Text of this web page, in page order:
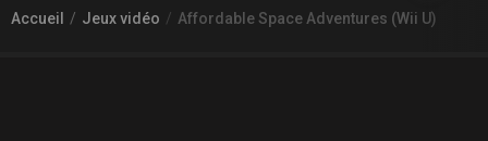
Accueil Jeux vidéo Affordable Space Adventures (Wii U)